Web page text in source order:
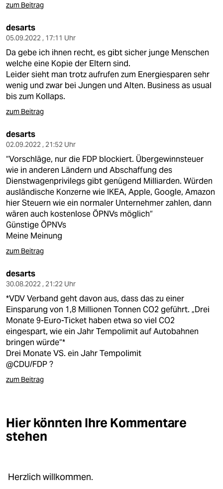
zum Beitrag
desarts
05.09.2022 , 17:11 Uhr
Da gebe ich ihnen recht, es gibt sicher junge Menschen
welche eine Kopie der Eltern sind.
Leider sieht man trotz aufrufen zum Energiesparen sehr
wenig und zwar bei Jungen und Alten. Business as usual
bis zum Kollaps.
zum Beitrag
desarts
02.09.2022 , 21:52 Uhr
“Vorschläge, nur die FDP blockiert. Übergewinnsteuer
wie in anderen Ländern und Abschaffung des
Dienstwagenprivilegs gibt genügend Milliarden. Würden
ausländische Konzerne wie IKEA, Apple, Google, Amazon
hier Steuern wie ein normaler Unternehmer zahlen, dann
wären auch kostenlose ÖPNVs möglich“
Günstige ÖPNVs
Meine Meinung
zum Beitrag
desarts
30.08.2022 , 21:22 Uhr
*VDV Verband geht davon aus, dass das zu einer
Einsparung von 1,8 Millionen Tonnen CO2 geführt. „Drei
Monate 9-Euro-Ticket haben etwa so viel CO2
eingespart, wie ein Jahr Tempolimit auf Autobahnen
bringen würde“*
Drei Monate VS. ein Jahr Tempolimit
@CDU/FDP ?
zum Beitrag
Hier könnten Ihre Kommentare
stehen
Herzlich willkommen.